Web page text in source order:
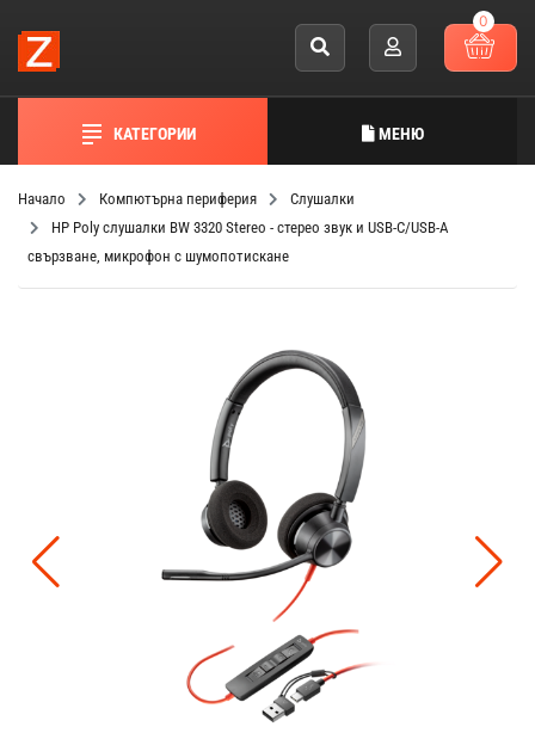
0
КАТЕГОРИИ МЕНЮ
Начало Компютърна периферия
Слушалки
HP Poly слушалки BW 3320 Stereo - стерео звук и USB-C/USB-A
свързване, микрофон с шумопотискане